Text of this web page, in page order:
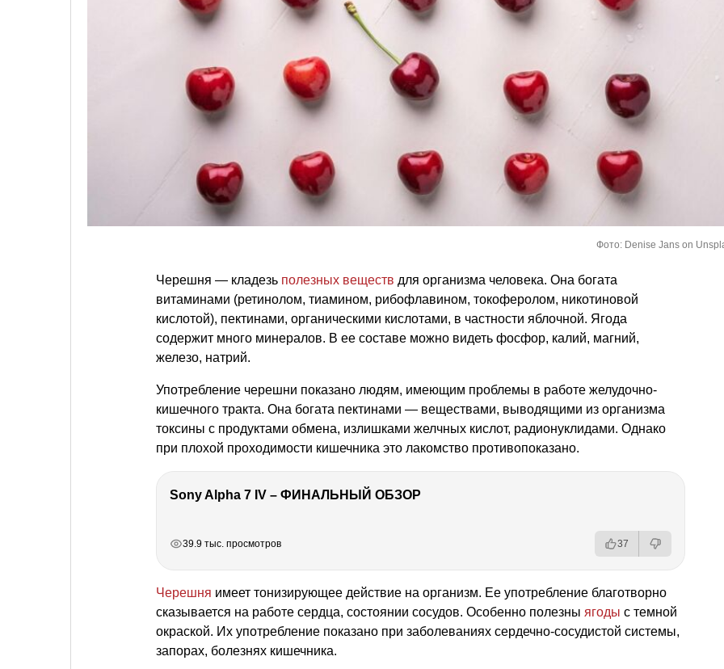
Фото: Denise Jans on
Черешня — кладезь полезных веществ для организма человека. Она богата
витаминами (ретинолом, тиамином, рибофлавином, токоферолом, никотиновой
кислотой), пектинами, органическими кислотами, в частности яблочной. Ягода
содержит много минералов. В ее составе можно видеть фосфор, калий, магний,
железо, натрий.
Употребление черешни показано людям, имеющим проблемы в работе желудочно-
кишечного тракта. Она богата пектинами — веществами, выводящими из организма
токсины с продуктами обмена, излишками желчных кислот, радионуклидами. Однако
при плохой проходимости кишечника это лакомство противопоказано.
Sony Alpha 7 IV – ФИНАЛЬНЫЙ ОБЗОР
39.9 тыс. просмотров 37
Черешня имеет тонизирующее действие на организм. Ее употребление благотворно
сказывается на работе сердца, состоянии сосудов. Особенно полезны ягоды с темной
окраской. Их употребление показано при заболеваниях сердечно-сосудистой системы,
запорах, болезнях кишечника.